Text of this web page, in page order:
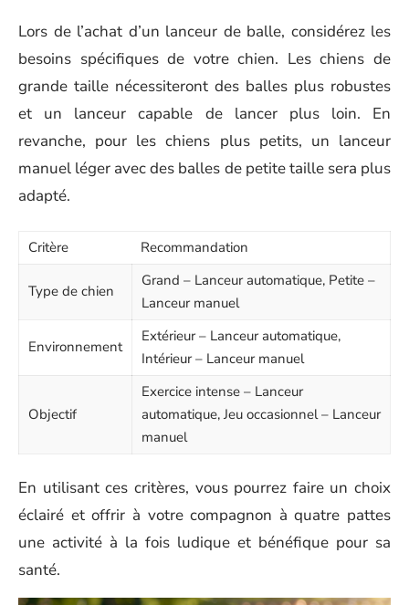
Lors de l’achat d’un lanceur de balle, considérez les
besoins spécifiques de votre chien. Les chiens de
grande taille nécessiteront des balles plus robustes
et un lanceur capable de lancer plus loin. En
revanche, pour les chiens plus petits, un lanceur
manuel léger avec des balles de petite taille sera plus
adapté.
Critère Recommandation
Type de chien
Grand – Lanceur automatique, Petite –
Lanceur manuel
Environnement
Extérieur – Lanceur automatique,
Intérieur – Lanceur manuel
Objectif
Exercice intense – Lanceur
automatique, Jeu occasionnel – Lanceur
manuel
En utilisant ces critères, vous pourrez faire un choix
éclairé et offrir à votre compagnon à quatre pattes
une activité à la fois ludique et bénéfique pour sa
santé.